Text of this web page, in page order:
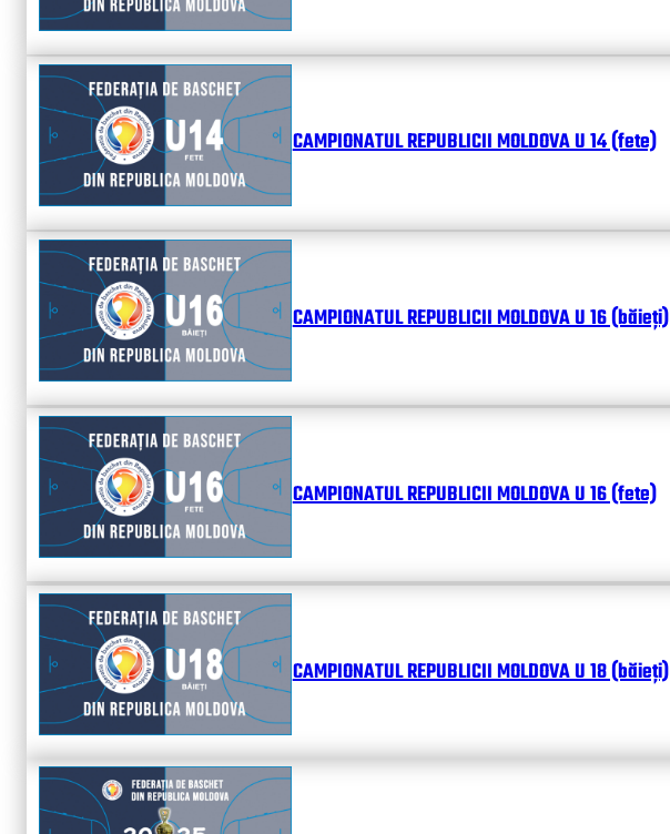
CAMPIONATUL REPUBLICII MOLDOVA U 14 (fete)
CAMPIONATUL REPUBLICII MOLDOVA U 16 (băieți)
CAMPIONATUL REPUBLICII MOLDOVA U 16 (fete)
CAMPIONATUL REPUBLICII MOLDOVA U 18 (băieți)